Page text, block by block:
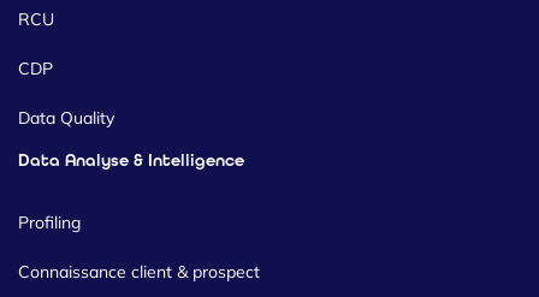
RCU
CDP
Data Quality
Data Analyse & Intelligence
Profiling
Connaissance client & prospect